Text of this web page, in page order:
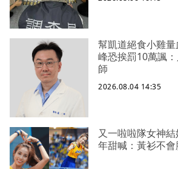
幫凱道絕食小雞
峰恐挨罰10萬諷
師
2026.08.04 14:35
又一啦啦隊女神
年甜喊：黃衫不會